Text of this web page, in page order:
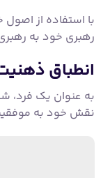
با استفاده از
رهبری خود به
انطباق
به عنوان یک فرد،
نقش خود به